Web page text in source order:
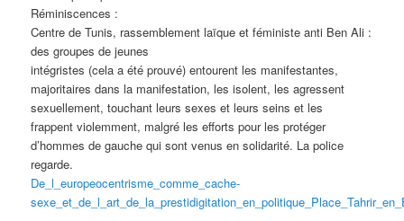
Réminiscences :
Centre de Tunis, rassemblement laïque et féministe anti Ben Ali :
des groupes de jeunes
intégristes (cela a été prouvé) entourent les manifestantes,
majoritaires dans la manifestation, les isolent, les agressent
sexuellement, touchant leurs sexes et leurs seins et les
frappent violemment, malgré les efforts pour les protéger
d’hommes de gauche qui sont venus en solidarité. La police
regarde.
De_l_europeocentrisme_comme_cache-